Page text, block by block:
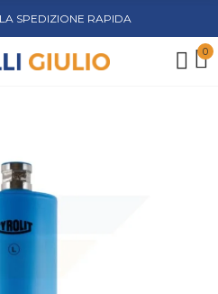
SPEDIZIONE RAPIDA
0